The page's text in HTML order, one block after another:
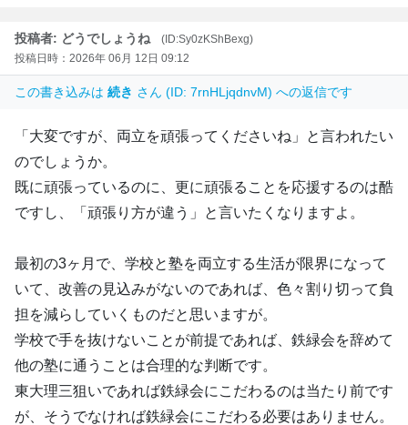
投稿者: どうでしょうね
(ID:Sy0zKShBexg)
投稿日時：2026年 06月 12日 09:12
この書き込みは 続き さん (ID: 7rnHLjqdnvM) への返信です
「大変ですが、両立を頑張ってくださいね」と言われたい
のでしょうか。
既に頑張っているのに、更に頑張ることを応援するのは酷
ですし、「頑張り方が違う」と言いたくなりますよ。
最初の3ヶ月で、学校と塾を両立する生活が限界になって
いて、改善の見込みがないのであれば、色々割り切って負
担を減らしていくものだと思いますが。
学校で手を抜けないことが前提であれば、鉄緑会を辞めて
他の塾に通うことは合理的な判断です。
東大理三狙いであれば鉄緑会にこだわるのは当たり前です
が、そうでなければ鉄緑会にこだわる必要はありません。